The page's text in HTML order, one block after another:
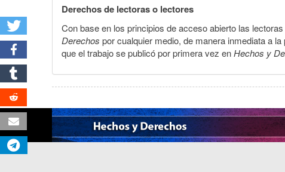
Derechos de lectoras o lectores
Con base en los principios de acceso abierto las
Derechos por cualquier medio, de manera inmediata a
que el trabajo se publicó por primera vez enHechos y